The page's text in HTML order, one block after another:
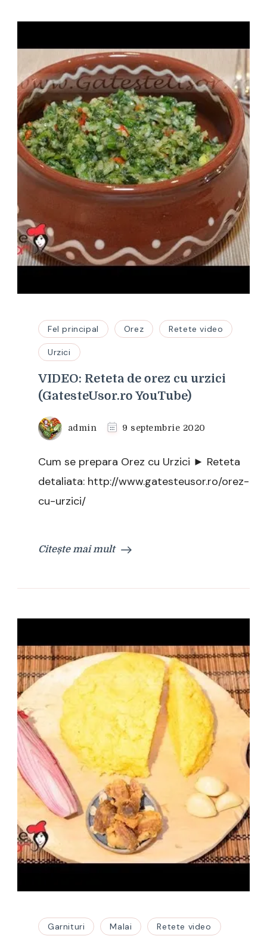
Fel principal Orez Retete video
Urzici
VIDEO: Reteta de orez cu urzici
(GatesteUsor.ro YouTube)
admin 9 septembrie 2020
Cum se prepara Orez cu Urzici ► Reteta
detaliata: http://www.gatesteusor.ro/orez-
cu-urzici/
Citește mai mult
Garnituri Malai Retete video